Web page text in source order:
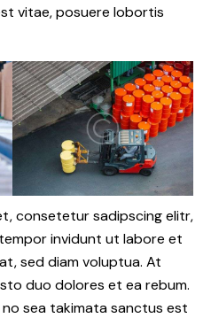
vitae, posuere lobortis
consetetur sadipscing elitr,
invidunt ut labore et
sed diam voluptua. At
duo dolores et ea rebum.
sea takimata sanctus est